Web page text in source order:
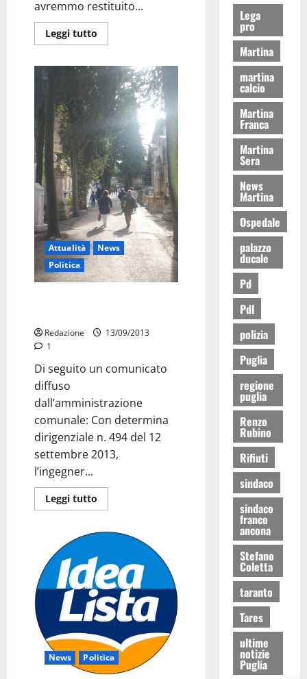
avremmo restituito...
Leggi tutto
Attualità
News
Politica
Redazione
13/09/2013
1
Di seguito un comunicato
diffuso
dall’amministrazione
comunale: Con determina
dirigenziale n. 494 del 12
settembre 2013,
l’ingegner...
Leggi tutto
News Politica
Lega
pro
Martina
martina
calcio
Martina
Franca
Martina
Sera
News
Martina
Ospedale
palazzo
ducale
Pd
Pdl
polizia
Puglia
regione
puglia
Renzo
Rubino
Rifiuti
sindaco
sindaco
franco
ancona
Stefano
Coletta
taranto
Tares
ultime
notizie
Puglia